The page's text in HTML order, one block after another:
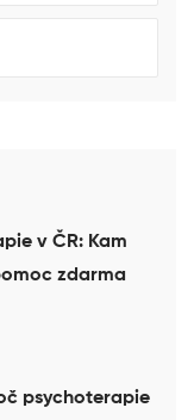
v ČR: Kam
zdarma
psychoterapie